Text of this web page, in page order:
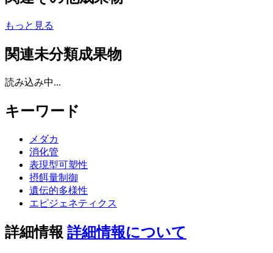
もっと見る
関連未分類成果物
読み込み中...
キーワード
メダカ
消化管
表現型可塑性
摂餌量制御
遺伝的多様性
エピジェネティクス
詳細情報 詳細情報について